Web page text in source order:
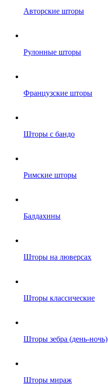
Авторские шторы
Рулонные шторы
Французские шторы
Шторы с бандо
Римские шторы
Балдахины
Шторы на люверсах
Шторы классические
Шторы зебра (день-ночь)
Шторы мираж